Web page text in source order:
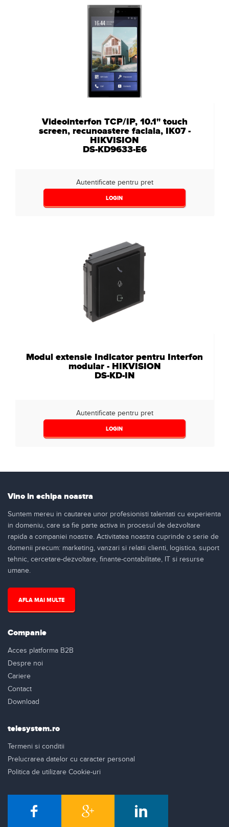
Videointerfon TCP/IP, 10.1" touch
screen, recunoastere faciala, IK07 -
HIKVISION
DS-KD9633-E6
Autentificate pentru pret
LOGIN
Modul extensie Indicator pentru Interfon
modular - HIKVISION
DS-KD-IN
Autentificate pentru pret
LOGIN
Vino in echipa noastra
Suntem mereu in cautarea unor profesionisti talentati cu experienta
in domeniu, care sa fie parte activa in procesul de dezvoltare
rapida a companiei noastre. Activitatea noastra cuprinde o serie de
domenii precum: marketing, vanzari si relatii clienti, logistica, suport
tehnic, cercetare-dezvoltare, finante-contabilitate, IT si resurse
umane.
AFLA MAI MULTE
Companie
Acces platforma B2B
Despre noi
Cariere
Contact
Download
telesystem.ro
Termeni si conditii
Prelucrarea datelor cu caracter personal
Politica de utilizare Cookie-uri